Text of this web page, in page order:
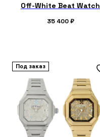
Off-White Beat Watch
35 400 ₽
Под заказ